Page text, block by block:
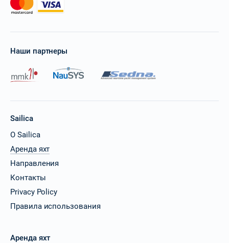
Наши партнеры
Sailica
О Sailica
Аренда яхт
Направления
Контакты
Privacy Policy
Правила использования
Аренда яхт